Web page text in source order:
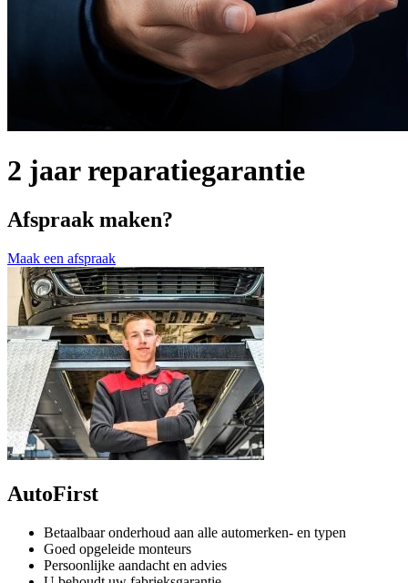
2 jaar reparatiegarantie
Afspraak maken?
Maak een afspraak
AutoFirst
Betaalbaar onderhoud aan alle automerken- en typen
Goed opgeleide monteurs
Persoonlijke aandacht en advies